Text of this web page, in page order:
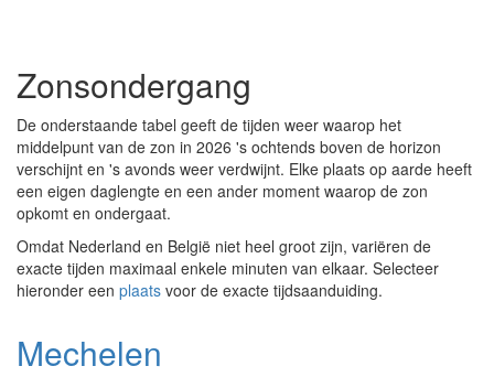
Zonsondergang
De onderstaande tabel geeft de tijden weer waarop het
middelpunt van de zon in 2026 's ochtends boven de horizon
verschijnt en 's avonds weer verdwijnt. Elke plaats op aarde heeft
een eigen daglengte en een ander moment waarop de zon
opkomt en ondergaat.
Omdat Nederland en België niet heel groot zijn, variëren de
exacte tijden maximaal enkele minuten van elkaar. Selecteer
hieronder een plaats voor de exacte tijdsaanduiding.
Mechelen